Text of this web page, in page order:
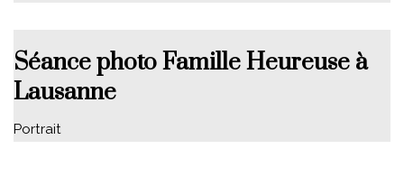
Séance photo Famille Heureuse à
Lausanne
Portrait